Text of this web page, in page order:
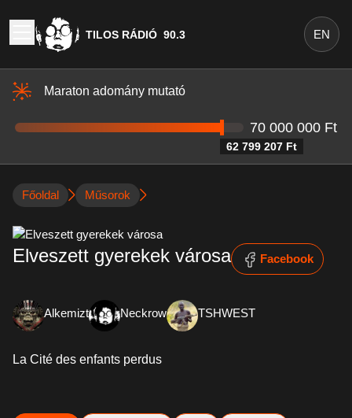
TILOS RÁDIÓ 90.3 EN
Maraton adomány mutató
62 799 207 Ft
70 000 000 Ft
Főoldal Műsorok
Elveszett gyerekek városa Facebook
Alkemizt Neckrow TSHWEST
La Cité des enfants perdus